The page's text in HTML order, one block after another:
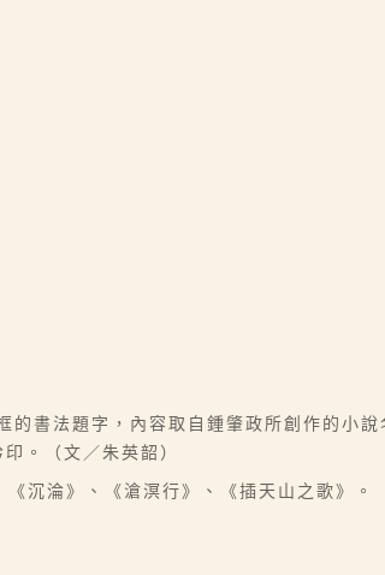
書法題字，內容取自鍾肇政所創作的小
。（文／朱英韶）
沉淪》、《滄溟行》、《插天山之歌》。